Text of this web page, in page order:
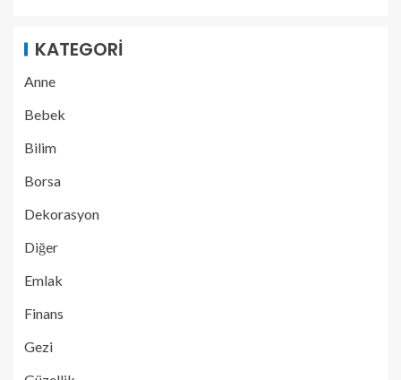
KATEGORI
Anne
Bebek
Bilim
Borsa
Dekorasyon
Diğer
Emlak
Finans
Gezi